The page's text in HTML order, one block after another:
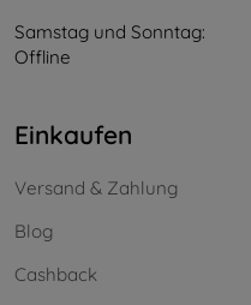
Samstag und Sonntag:
Offline
Einkaufen
Versand & Zahlung
Blog
Cashback